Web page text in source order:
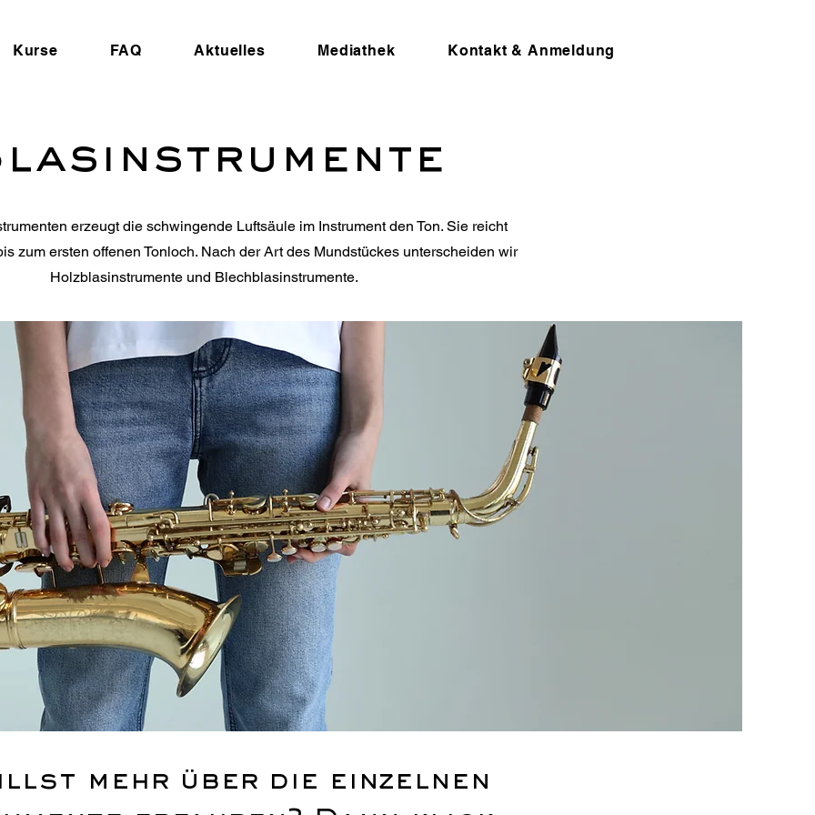
Kurse FAQ Aktuelles Mediathek Kontakt & Anmeldung
erzeugt die schwingende Luftsäule im Instrument den Ton. Sie reicht
zum ersten offenen Tonloch. Nach der Art des Mundstückes unterscheiden wir
Holzblasinstrumente und Blechblasinstrumente.
mehr über die einzelnen